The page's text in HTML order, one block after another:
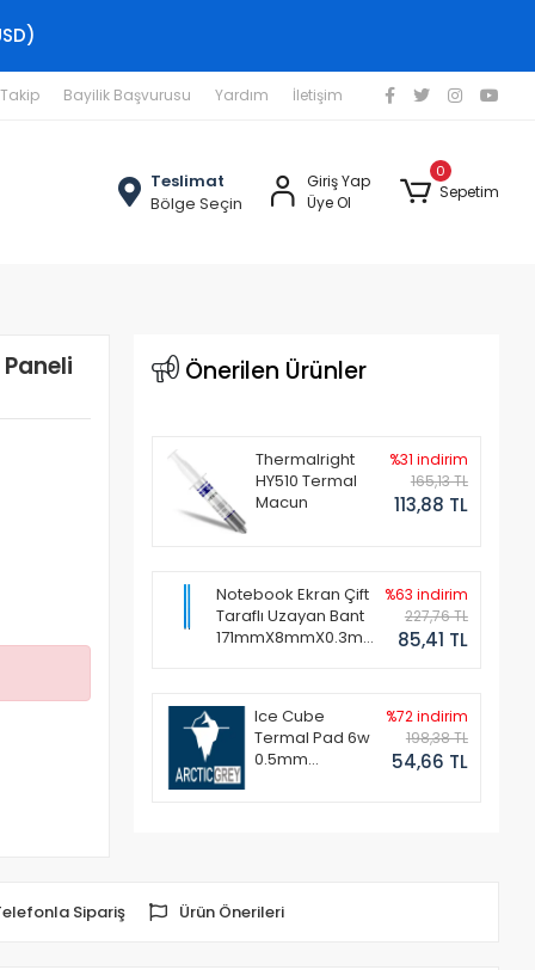
Bayilik Başvurusu Yardım İletişim
Teslimat
Bölge Seçin
Giriş Yap
Üye Ol
0
Sepetim
Önerilen Ürünler
Thermalright
HY510 Termal
Macun
%31 indirim
165,13 TL
113,88 TL
Notebook Ekran Çift
Taraflı Uzayan Bant
171mmX8mmX0.3mm
%63 indirim
227,76 TL
85,41 TL
Ice Cube
Termal Pad 6w
0.5mm
%72 indirim
198,38 TL
54,66 TL
Sipariş Ürün Önerileri